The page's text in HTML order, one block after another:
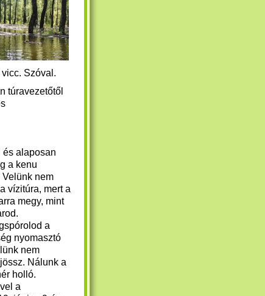
Szóval.
túravezetőtől
és alaposan
a kenu
​Velünk nem
vízitúra, mert a
megy, mint
a
nyomasztó
nem
Nálunk a
holló.
a